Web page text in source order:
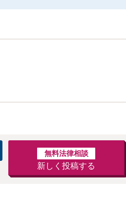
無料法律相談
新しく投稿する